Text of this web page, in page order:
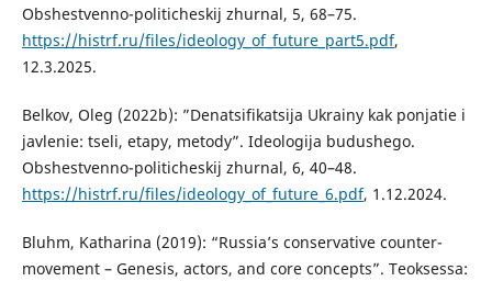
Obshestvenno-politicheskij zhurnal, 5, 68–75.
https://histrf.ru/files/ideology_of_future_part5.pdf,
12.3.2025.
Belkov, Oleg (2022b): ”Denatsifikatsija Ukrainy kak ponjatie i
javlenie: tseli, etapy, metody”. Ideologija budushego.
Obshestvenno-politicheskij zhurnal, 6, 40–48.
https://histrf.ru/files/ideology_of_future_6.pdf, 1.12.2024.
Bluhm, Katharina (2019): “Russia’s conservative counter-
movement – Genesis, actors, and core concepts”. Teoksessa: